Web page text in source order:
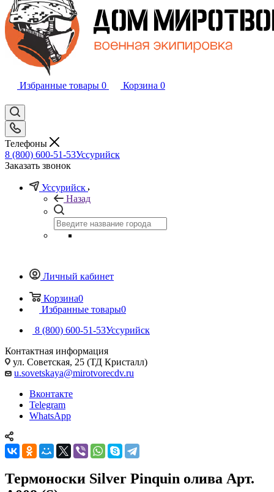
Избранные товары 0 Корзина 0
Телефоны
8 (800) 600-51-53Уссурийск
Заказать звонок
Уссурийск
Назад
Личный кабинет
Корзина0
Избранные товары0
8 (800) 600-51-53Уссурийск
Контактная информация
ул. Советская, 25 (ТД Кристалл)
u.sovetskaya@mirotvorecdv.ru
Вконтакте
Telegram
WhatsApp
Термоноски Silver Pinquin олива Арт.